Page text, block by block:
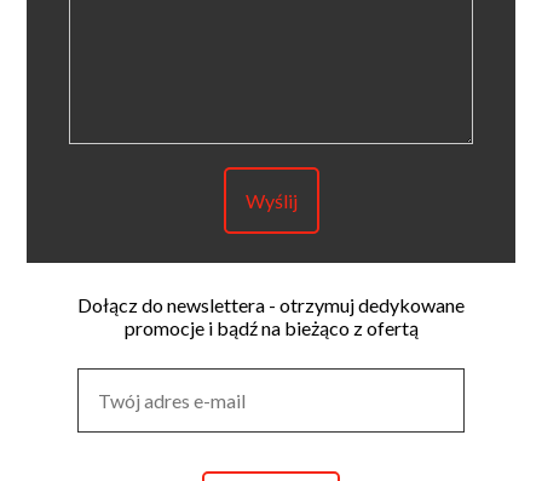
Dołącz do newslettera - otrzymuj dedykowane
promocje i bądź na bieżąco z ofertą